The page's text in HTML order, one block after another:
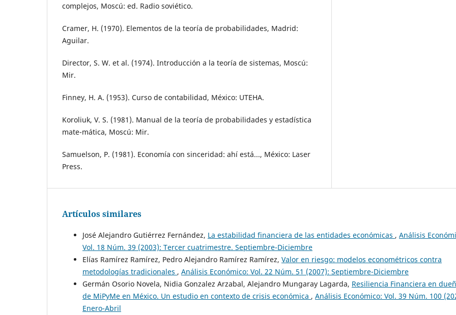
complejos, Moscú: ed. Radio soviético.
Cramer, H. (1970). Elementos de la teoría de probabilidades, Madrid:
Aguilar.
Director, S. W. et al. (1974). Introducción a la teoría de sistemas, Moscú:
Mir.
Finney, H. A. (1953). Curso de contabilidad, México: UTEHA.
Koroliuk, V. S. (1981). Manual de la teoría de probabilidades y estadística
mate-mática, Moscú: Mir.
Samuelson, P. (1981). Economía con sinceridad: ahí está..., México: Laser
Press.
Artículos similares
José Alejandro Gutiérrez Fernández, La estabilidad financiera de las entidades económicas , Análisis
Vol. 18 Núm. 39 (2003): Tercer cuatrimestre. Septiembre-Diciembre
Elías Ramírez Ramírez, Pedro Alejandro Ramírez Ramírez, Valor en riesgo: modelos econométricos contra
metodologías tradicionales , Análisis Económico: Vol. 22 Núm. 51 (2007): Septiembre-Diciembre
Germán Osorio Novela, Nidia Gonzalez Arzabal, Alejandro Mungaray Lagarda, Resiliencia Financiera en
de MiPyMe en México. Un estudio en contexto de crisis económica , Análisis Económico: Vol. 39 Núm. 100
Enero-Abril